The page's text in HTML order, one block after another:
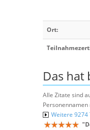
Ort:
Das hat
Alle Zitate sind
Weitere
"